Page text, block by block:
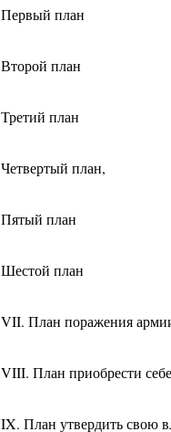
Первый план
Второй план
Третий план
Четвертый план,
Пятый план
Шестой план
VII. План поражения
VIII. План приобрести
IX. План утвердить свою